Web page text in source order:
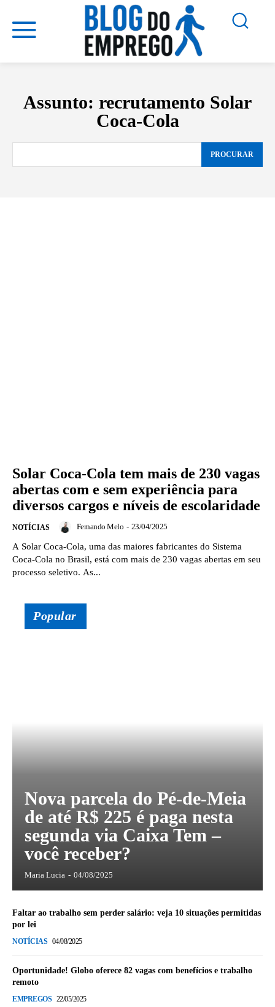
Assunto: recrutamento Solar
Coca-Cola
PROCURAR
Solar Coca-Cola tem mais de 230 vagas
abertas com e sem experiência para
diversos cargos e níveis de escolaridade
NOTÍCIAS Fernando Melo - 23/04/2025
A Solar Coca-Cola, uma das maiores fabricantes do Sistema
Coca-Cola no Brasil, está com mais de 230 vagas abertas em seu
processo seletivo. As...
Popular
Nova parcela do Pé-de-Meia
de até R$ 225 é paga nesta
segunda via Caixa Tem –
você receber?
Maria Lucia - 04/08/2025
Faltar ao trabalho sem perder salário: veja 10 situações permitidas
por lei
NOTÍCIAS 04/08/2025
Oportunidade! Globo oferece 82 vagas com benefícios e trabalho
remoto
EMPREGOS 22/05/2025